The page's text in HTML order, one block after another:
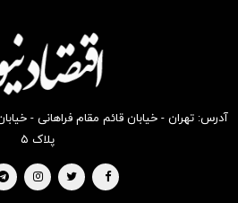
بخر !
بخر !
آدرس: تهران - خیابان قائم مقام فراهانی -
پلاک ۵